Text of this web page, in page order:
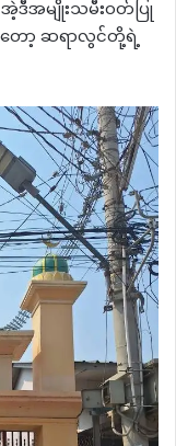
အမျိုးသမီးဝတ်ပြု
ော့ ဆရာလွင်တို့ရဲ့